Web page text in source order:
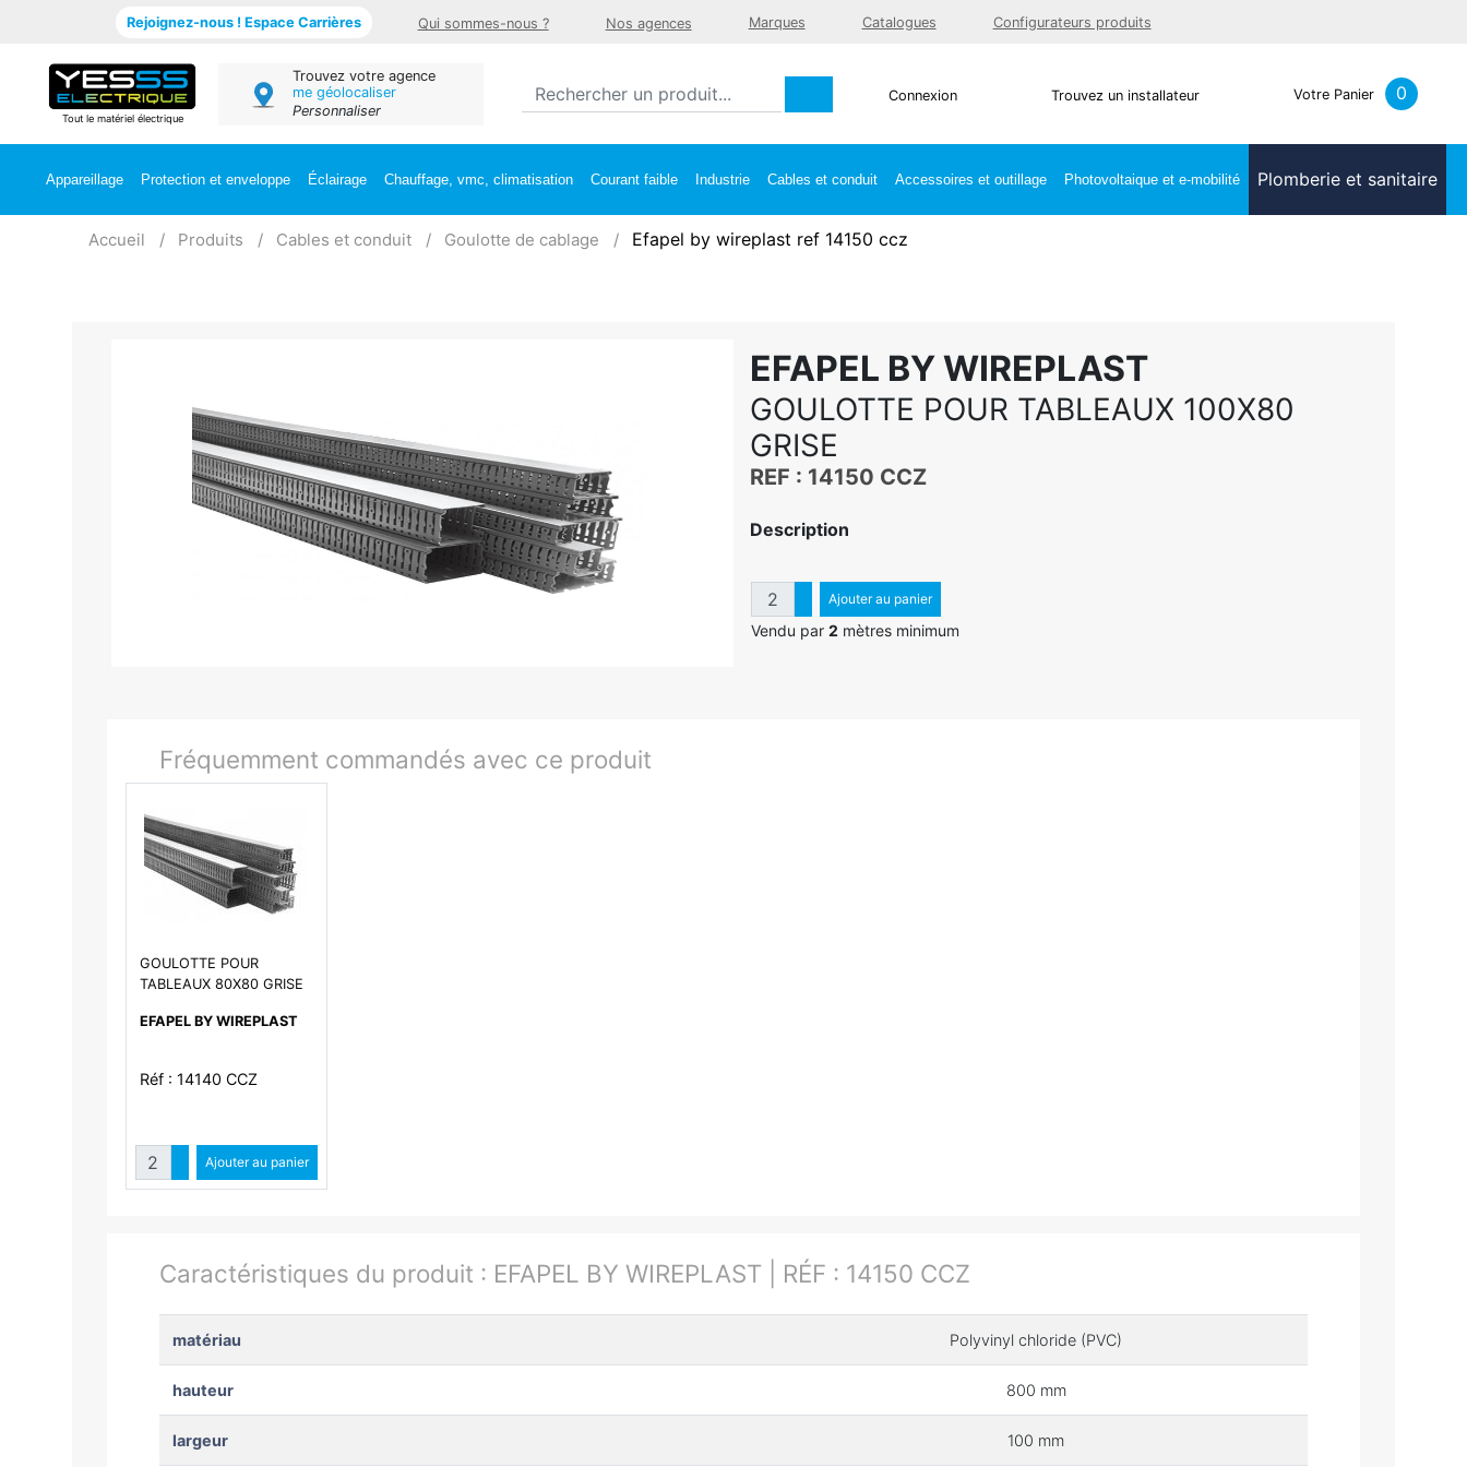
Rejoignez-nous ! Espace Carrières Qui sommes-nous ? Nos agences Marques Catalogues Configurateurs produits
Tout le matériel électrique
Trouvez votre agence
me géolocaliser
Personnaliser
Connexion Trouvez un installateur Votre Panier 0
Appareillage Protection et enveloppe Éclairage Chauffage, vmc, climatisation Courant faible Industrie Cables et conduit Accessoires et outillage Photovoltaique et e-mobilité Plomberie et sanitaire
Accueil Produits Cables et conduit Goulotte de cablage Efapel by wireplast ref 14150 ccz
EFAPEL BY WIREPLAST
GOULOTTE POUR TABLEAUX 100X80
GRISE
REF : 14150 CCZ
Description
QuantitéAugmenter quantité
Diminuer quantité
Ajouter au panier
Vendu par 2 mètres minimum
Fréquemment commandés avec ce produit
GOULOTTE POUR
TABLEAUX 80X80 GRISE
EFAPEL BY WIREPLAST
Réf : 14140 CCZ
Quantité
Augmenter quantité
Diminuer quantité
Ajouter au panier
Caractéristiques du produit : EFAPEL BY WIREPLAST | RÉF : 14150 CCZ
matériau Polyvinyl chloride (PVC)
hauteur 800 mm
largeur 100 mm